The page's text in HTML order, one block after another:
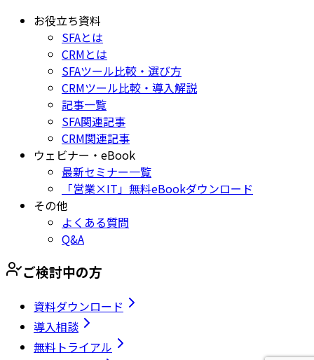
お役立ち資料
SFAとは
CRMとは
SFAツール比較・選び方
CRMツール比較・導入解説
記事一覧
SFA関連記事
CRM関連記事
ウェビナー・eBook
最新セミナー一覧
「営業×IT」無料eBookダウンロード
その他
よくある質問
Q&A
ご検討中の方
資料ダウンロード
導入相談
無料トライアル